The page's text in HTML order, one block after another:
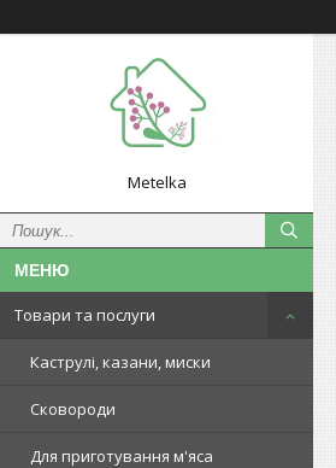
Metelka
Товари та послуги
Каструлі, казани, миски
Сковороди
Для приготування м'яса